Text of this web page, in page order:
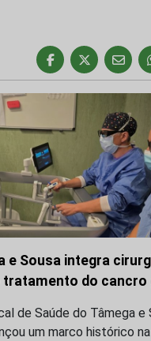
e Sousa integra
tratamento do cancro
de Saúde do Tâmega e
um marco histórico